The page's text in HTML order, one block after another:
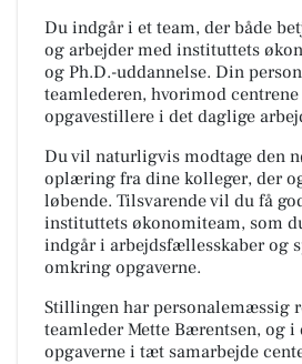
Du indgår i et team, der både
og arbejder med instituttets
og Ph.D.-uddannelse. Din
teamlederen, hvorimod
opgavestillere i det daglige
Du vil naturligvis modtage den
oplæring fra dine kolleger, der
løbende. Tilsvarende vil du få
instituttets økonomiteam, som
indgår i arbejdsfællesskaber og
omkring opgaverne.
Stillingen har personalemæssig
teamleder Mette Bærentsen, og
opgaverne i tæt samarbejde